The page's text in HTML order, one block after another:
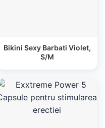
Bikini Sexy Barbati Violet,
S/M